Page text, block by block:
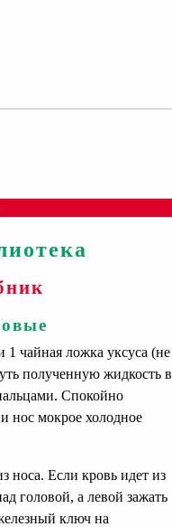
чайная ложка уксуса (не
полученную жидкость в
Спокойно
нос мокрое холодное
носа. Если кровь идет из
головой, а левой зажать
ключ на